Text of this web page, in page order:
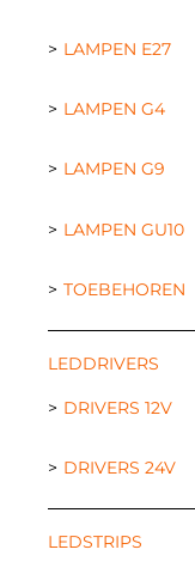
LAMPEN E27
LAMPEN G4
LAMPEN G9
LAMPEN GU10
TOEBEHOREN
LEDDRIVERS
DRIVERS 12V
DRIVERS 24V
LEDSTRIPS